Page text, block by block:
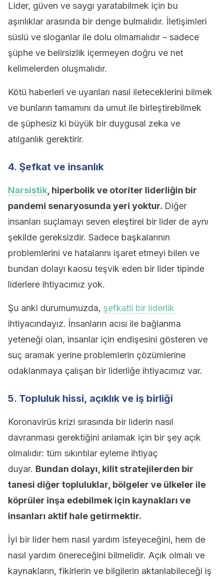
Lider, güven ve saygı yaratabilmek için bu
aşırılıklar arasında bir denge bulmalıdır. İletişimleri
süslü ve sloganlar ile dolu olmamalıdır – sadece
şüphe ve belirsizlik içermeyen doğru ve net
kelimelerden oluşmalıdır.
Kötü haberleri ve uyarıları nasıl ileteceklerini bilmek
ve bunların tamamını da umut ile birleştirebilmek
de şüphesiz ki büyük bir duygusal zeka ve
atılganlık gerektirir.
4. Şefkat ve insanlık
Narsistik , hiperbolik ve otoriter liderliğin bir
pandemi senaryosunda yeri yoktur. Diğer
insanları suçlamayı seven eleştirel bir lider de aynı
şekilde gereksizdir. Sadece başkalarının
problemlerini ve hatalarını işaret etmeyi bilen ve
bundan dolayı kaosu teşvik eden bir lider tipinde
liderlere ihtiyacımız yok.
Şu anki durumumuzda, şefkatli bir liderlik
ihtiyacındayız. İnsanların acısı ile bağlanma
yeteneği olan, insanlar için endişesini gösteren ve
suç aramak yerine problemlerin çözümlerine
odaklanmaya çalışan bir liderliğe ihtiyacımız var.
5. Topluluk hissi, açıklık ve iş birliği
Koronavirüs krizi sırasında bir liderin nasıl
davranması gerektiğini anlamak için bir şey açık
olmalıdır: tüm sıkıntılar eyleme ihtiyaç
duyar. Bundan dolayı, kilit stratejilerden bir
tanesi diğer topluluklar, bölgeler ve ülkeler ile
köprüler inşa edebilmek için kaynakları ve
insanları aktif hale getirmektir.
İyi bir lider hem nasıl yardım isteyeceğini, hem de
nasıl yardım önereceğini bilmelidir. Açık olmalı ve
kaynakların, fikirlerin ve bilgilerin aktarılabileceği iş